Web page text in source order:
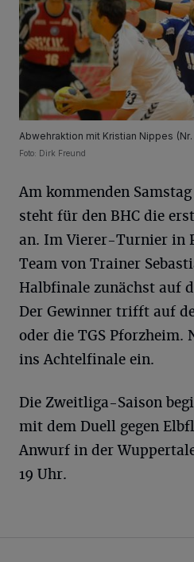
Abwehraktion mit Kristian Nippes (Nr.
Foto: Dirk Freund
Am kommenden
steht für den BHC die
an. Im Vierer-Turnier in
Team von Trainer
Halbfinale zunächst auf
Der Gewinner trifft auf
oder die TGS Pforzheim.
ins Achtelfinale ein.
Die Zweitliga-Saison
mit dem Duell gegen
Anwurf in der
19 Uhr.